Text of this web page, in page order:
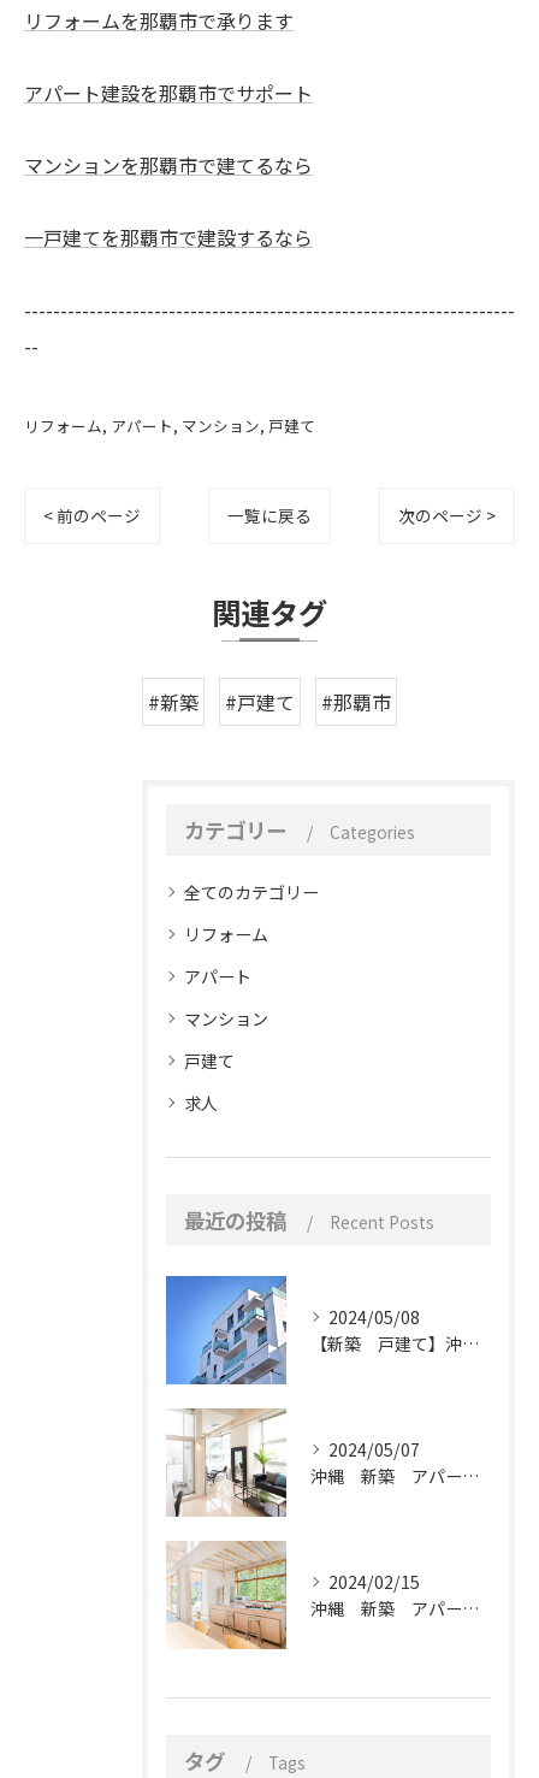
リフォームを那覇市で承ります
アパート建設を那覇市でサポート
マンションを那覇市で建てるなら
一戸建てを那覇市で建設するなら
--------------------------------------------------------------------
--
リフォーム アパート マンション 戸建て
< 前のページ 一覧に戻る 次のページ >
関連タグ
#新築 #戸建て #那覇市
カテゴリー Categories
全てのカテゴリー
リフォーム
アパート
マンション
戸建て
求人
最近の投稿 Recent Posts
2024/05/08
【新築 戸建て】沖縄県で建築なら天神技研
2024/05/07
沖縄 新築 アパート新築
2024/02/15
沖縄 新築 アパート新築
タグ Tags